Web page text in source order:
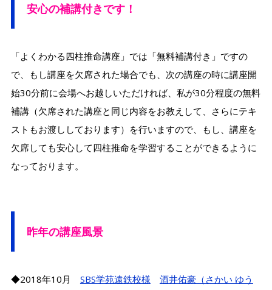
安心の補講付きです！
「よくわかる四柱推命講座」では「無料補講付き」ですの
で、もし講座を欠席された場合でも、次の講座の時に講座開
始30分前に会場へお越しいただければ、私が30分程度の無料
補講（欠席された講座と同じ内容をお教えして、さらにテキ
ストもお渡ししております）を行いますので、もし、講座を
欠席しても安心して四柱推命を学習することができるように
なっております。
昨年の講座風景
◆2018年10月 SBS学苑遠鉄校様
酒井佑豪（さかい ゆう